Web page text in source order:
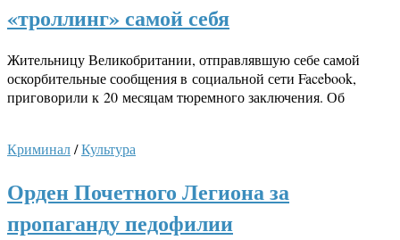
«троллинг» самой себя
Жительницу Великобритании, отправлявшую себе самой
оскорбительные сообщения в социальной сети Facebook,
приговорили к 20 месяцам тюремного заключения. Об
Криминал/Культура
Орден Почетного Легиона за
пропаганду педофилии